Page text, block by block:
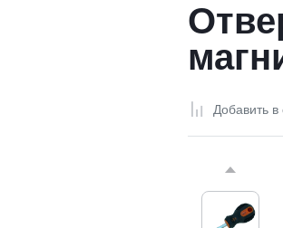
Добавить в